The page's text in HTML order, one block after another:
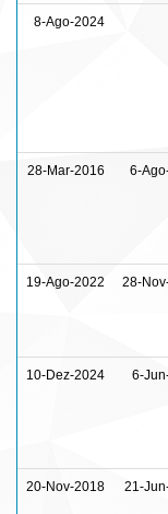
8-Ago-2024
28-Mar-2016 6-
19-Ago-2022 28-
10-Dez-2024 6-
20-Nov-2018 21-